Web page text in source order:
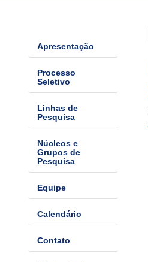
Apresentação
Processo
Seletivo
Linhas de
Pesquisa
Núcleos e
Grupos de
Pesquisa
Equipe
Calendário
Contato